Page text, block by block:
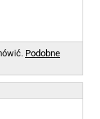
Podobne